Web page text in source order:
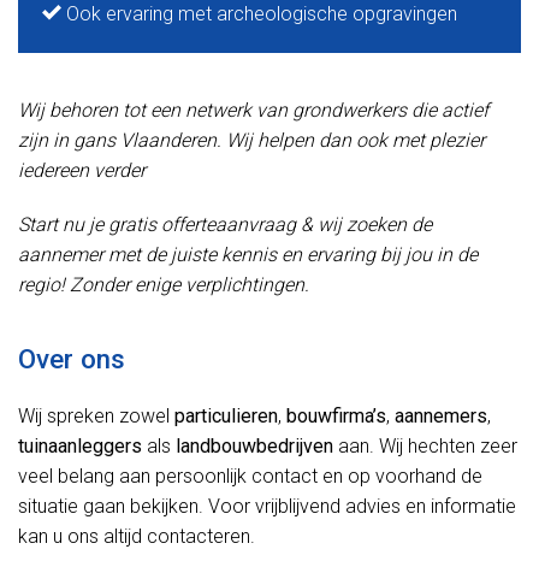
Ook ervaring met archeologische opgravingen
Wij behoren tot een netwerk van grondwerkers die actief
zijn in gans Vlaanderen. Wij helpen dan ook met plezier
iedereen verder
Start nu je gratis offerteaanvraag & wij zoeken de
aannemer met de juiste kennis en ervaring bij jou in de
regio! Zonder enige verplichtingen.
Over ons
Wij spreken zowel particulieren, bouwfirma’s, aannemers,
tuinaanleggers als landbouwbedrijven aan. Wij hechten zeer
veel belang aan persoonlijk contact en op voorhand de
situatie gaan bekijken. Voor vrijblijvend advies en informatie
kan u ons altijd contacteren.